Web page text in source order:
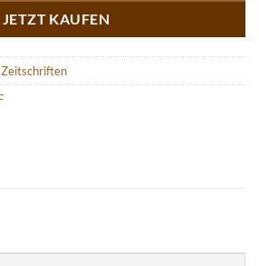
JETZT KAUFEN
Zeitschriften